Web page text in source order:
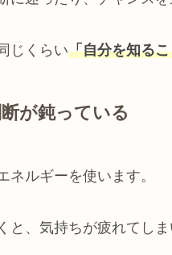
じくらい「自分を知る
が鈍っている
ネルギーを使います。
と、気持ちが疲れてし